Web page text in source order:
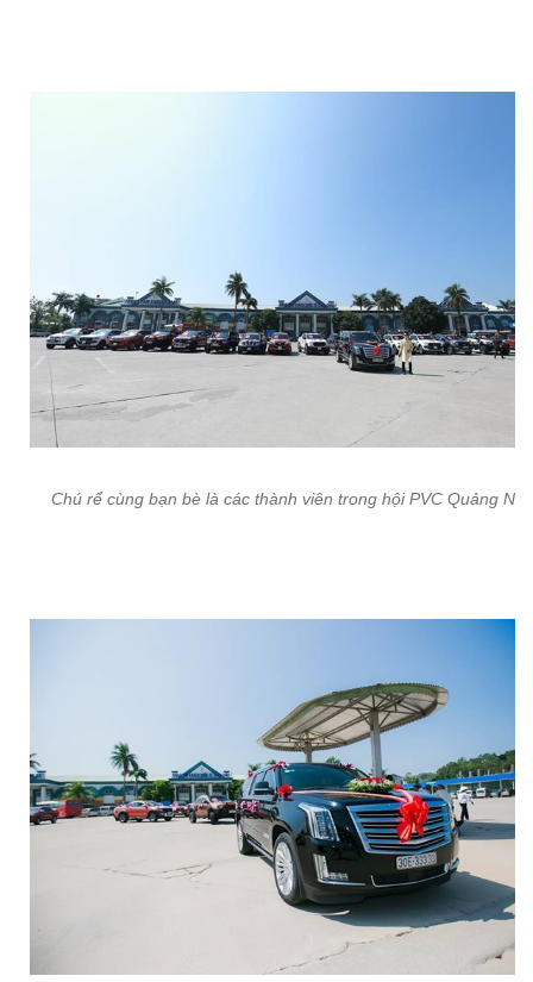
Chú rể cùng bạn bè là các thành viên trong hội PVC Quảng